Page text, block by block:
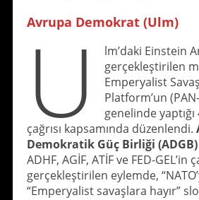
Avrupa Demokrat (Ulm)
U
lm’daki Einstein
gerçekleştirilen
Emperyalist
Platform’un
genelinde
çağrısı kapsamında düzenlendi.
Demokratik Güç Birliği
ADHF, AGİF, ATİF ve FED-GEL’in
gerçekleştirilen eylemde,
“Emperyalist savaşlara hayır”